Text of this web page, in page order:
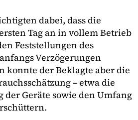
dabei, dass die
Tag an in vollem Betrieb
Feststellungen des
Verzögerungen
konnte der Beklagte aber die
– etwa die
der Geräte sowie den Umfang